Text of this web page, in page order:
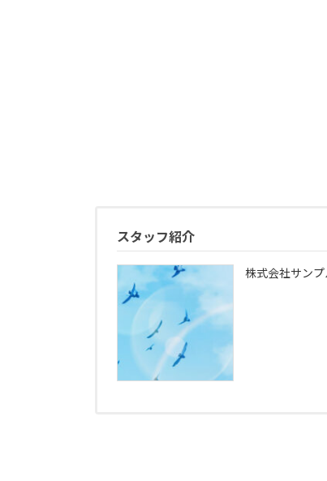
スタッフ紹介
株式会社サンプ